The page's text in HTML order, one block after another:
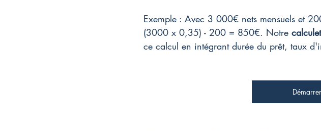
Exemple : Avec 3 000€ nets mensuels et
(3000 x 0,35) - 200 = 850€. Notre
ce calcul en intégrant durée du prêt, taux